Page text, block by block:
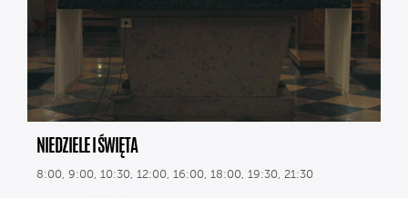
NIEDZIELE I ŚWIĘTA
8:00, 9:00, 10:30, 12:00, 16:00, 18:00, 19:30, 21:30